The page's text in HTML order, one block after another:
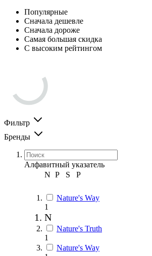
Популярные
Сначала дешевле
Сначала дороже
Самая большая скидка
С высоким рейтингом
Фильтр
Бренды
Алфавитный указатель
N P S Р
Nature's Way
1
N
Nature's Truth
1
Nature's Way